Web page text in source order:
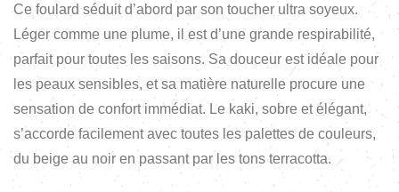
Ce foulard séduit d’abord par son toucher ultra soyeux.
Léger comme une plume, il est d’une grande respirabilité,
parfait pour toutes les saisons. Sa douceur est idéale pour
les peaux sensibles, et sa matière naturelle procure une
sensation de confort immédiat. Le kaki, sobre et élégant,
s’accorde facilement avec toutes les palettes de couleurs,
du beige au noir en passant par les tons terracotta.